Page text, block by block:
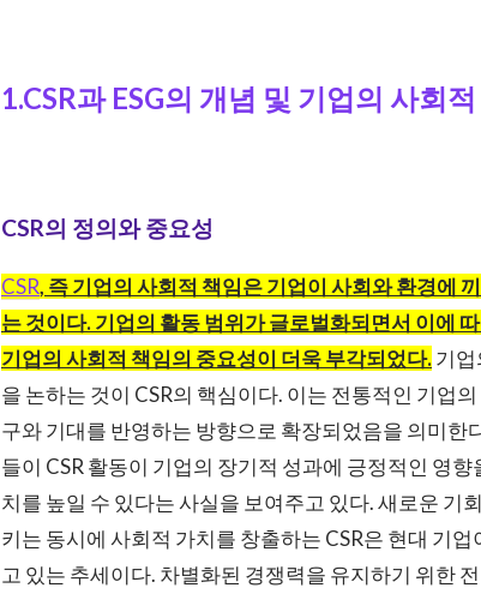
1.CSR과 ESG의 개념 및 기업의 사회
CSR의 정의와 중요성
CSR, 즉 기업의 사회적 책임은 기업이 사회와 환경에
는 것이다. 기업의 활동 범위가 글로벌화되면서 이에
기업의 사회적 책임의 중요성이 더욱 부각되었다. 기업
을 논하는 것이 CSR의 핵심이다. 이는 전통적인 기업
구와 기대를 반영하는 방향으로 확장되었음을 의미한
들이 CSR 활동이 기업의 장기적 성과에 긍정적인 영
치를 높일 수 있다는 사실을 보여주고 있다. 새로운 기
키는 동시에 사회적 가치를 창출하는 CSR은 현대 기
고 있는 추세이다. 차별화된 경쟁력을 유지하기 위한